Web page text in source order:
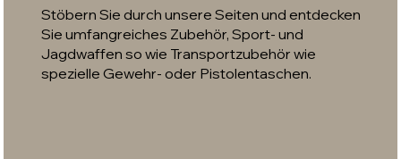
Stöbern Sie durch unsere Seiten und entdecken
Sie umfangreiches Zubehör, Sport- und
Jagdwaffen so wie Transportzubehör wie
spezielle Gewehr- oder Pistolentaschen.